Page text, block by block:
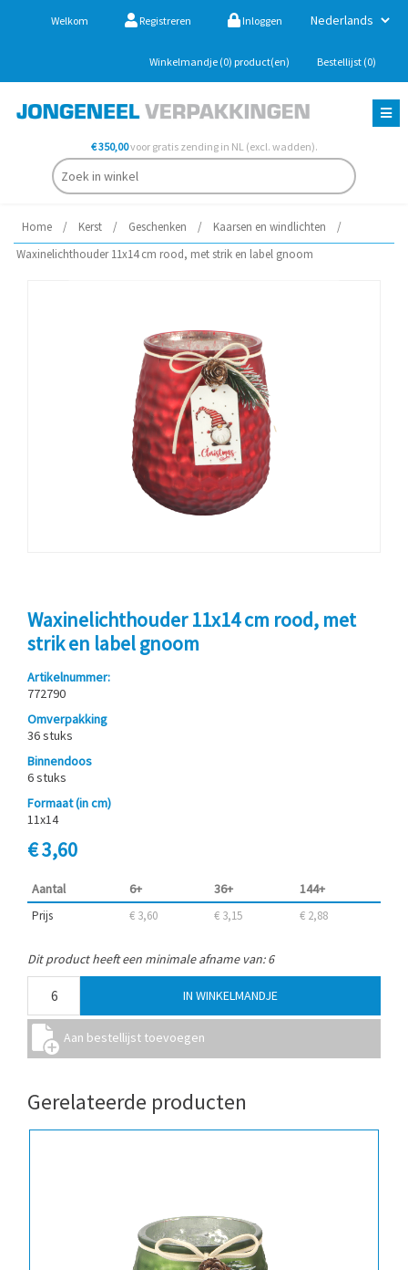
Welkom Registreren Inloggen
Winkelmandje (0) product(en) Bestellijst (0)
€ 350,00voor gratis zending in NL (excl. wadden).
Home / Kerst / Geschenken / Kaarsen en windlichten
/
Waxinelichthouder 11x14 cm rood, met strik en label gnoom
Waxinelichthouder 11x14 cm rood, met
strik en label gnoom
Artikelnummer:
772790
Omverpakking
36 stuks
Binnendoos
6 stuks
Formaat (in cm)
11x14
€ 3,60
Aantal 6+ 36+ 144+
Prijs € 3,60 € 3,15 € 2,88
Dit product heeft een minimale afname van: 6
Gerelateerde producten